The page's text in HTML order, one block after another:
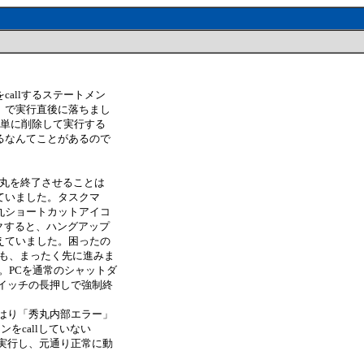
callするステートメン
実行直後に落ちまし
に削除して実行する
なんてことがあるので
を終了させることは
いました。タスクマ
ョートカットアイコ
ると、ハングアップ
ていました。困ったの
、まったく先に進みま
PCを通常のシャットダ
ッチの長押しで強制終
「秀丸内部エラー」
をcallしていない
行し、元通り正常に動